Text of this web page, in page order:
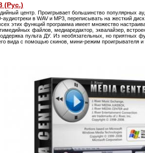
(Рус.)
центр. Проигрывает большинство популярных
в WAV и MP3, переписывать на жесткий
этих функций программа имеет множество
файлов, медиаредактор, эквалайзер,
пульта ДУ. Из необязательных, но приятных
вида с помощью скинов, мини-режим проигрывателя и